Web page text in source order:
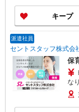
キープ
派遣社員
セントスタッフ株式
保
な
給